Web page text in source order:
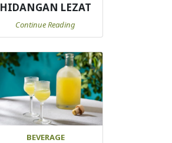
HIDANGAN LEZAT
Continue Reading
BEVERAGE